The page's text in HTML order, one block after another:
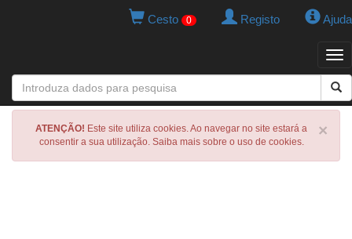
Cesto 0 Registo Ajuda
×
ATENÇÃO! Este site utiliza cookies. Ao navegar no site estará a
consentir a sua utilização. Saiba mais sobre o uso de cookies.